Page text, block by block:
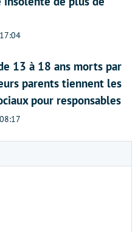
13 à 18 ans morts par
parents tiennent les
pour responsables